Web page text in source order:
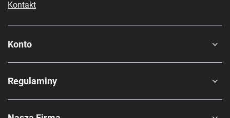
Kontakt
Konto
Regulaminy